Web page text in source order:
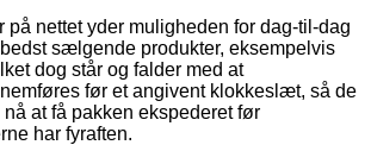
på nettet yder muligheden for dag-til-dag
sælgende produkter, eksempelvis
dog står og falder med at
før et angivent klokkeslæt, så de
at få pakken ekspederet før
har fyraften.